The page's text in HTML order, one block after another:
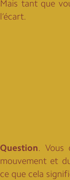
Mais tant que
l’écart.
Question. Vous
mouvement et
ce que cela